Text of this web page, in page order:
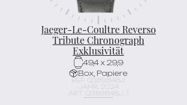
Jaeger-Le-Coultre Reverso
Tribute Chronograph
Exklusivität
49,4 x 29,9
Box, Papiere
REF. Q389848J
JAHR: 2024
ART. Q389848J_1